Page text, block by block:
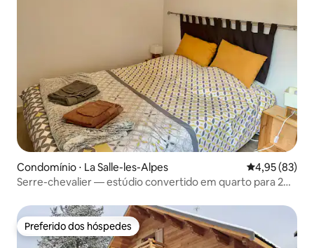
Condomínio ⋅ La Salle-les-Alpes 4,95 de uma
4,95 (83)
Serre-chevalier — estúdio convertido em quarto para 2
Preferido dos hóspedes
Preferido dos hóspedes